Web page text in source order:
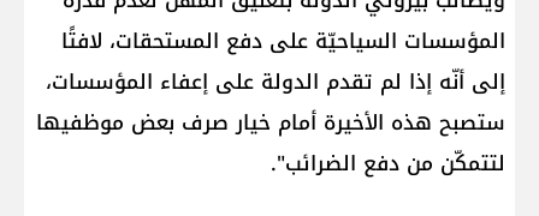
المؤسسات السياحيّة على دفع المستحقات، لافتًا
إلى أنّه إذا لم تقدم الدولة على إعفاء المؤسسات،
ستصبح هذه الأخيرة أمام خيار صرف بعض موظفيها
لتتمكّن من دفع الضرائب".